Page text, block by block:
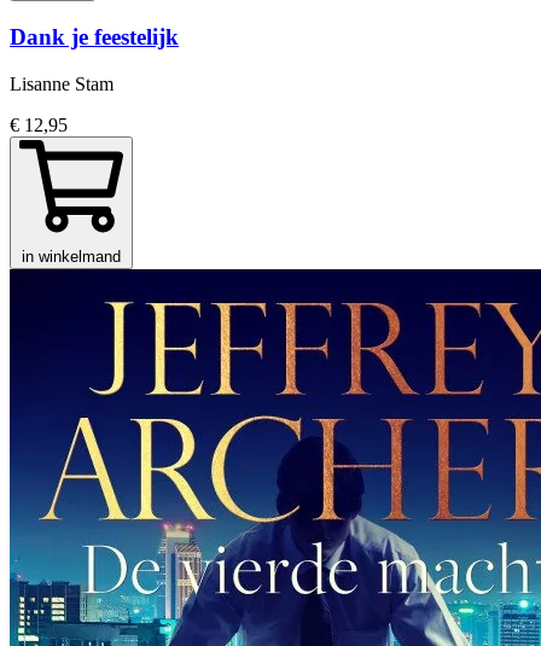
Dank je feestelijk
Lisanne Stam
€ 12,95
in winkelmand